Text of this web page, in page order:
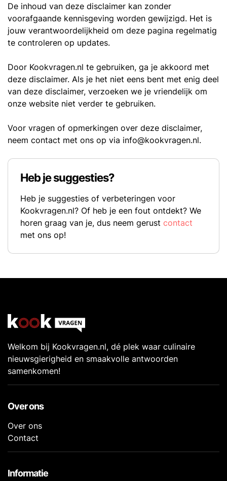
De inhoud van deze disclaimer kan zonder
voorafgaande kennisgeving worden gewijzigd. Het is
jouw verantwoordelijkheid om deze pagina regelmatig
te controleren op updates.
Door Kookvragen.nl te gebruiken, ga je akkoord met
deze disclaimer. Als je het niet eens bent met enig deel
van deze disclaimer, verzoeken we je vriendelijk om
onze website niet verder te gebruiken.
Voor vragen of opmerkingen over deze disclaimer,
neem contact met ons op via info@kookvragen.nl.
Heb je suggesties?
Heb je suggesties of verbeteringen voor
Kookvragen.nl? Of heb je een fout ontdekt? We
horen graag van je, dus neem gerust contact
met ons op!
Welkom bij Kookvragen.nl, dé plek waar culinaire
nieuwsgierigheid en smaakvolle antwoorden
samenkomen!
Over ons
Over ons
Contact
Informatie